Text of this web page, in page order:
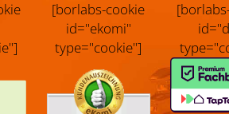
[borlabs-cookie
id="ekomi"
type="cookie"]